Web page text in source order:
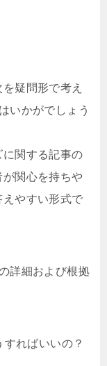
疑問形で考え
いかがでしょう
関する記事の
が関心を持ちや
やすい形式で
詳細および根拠
ればいいの？